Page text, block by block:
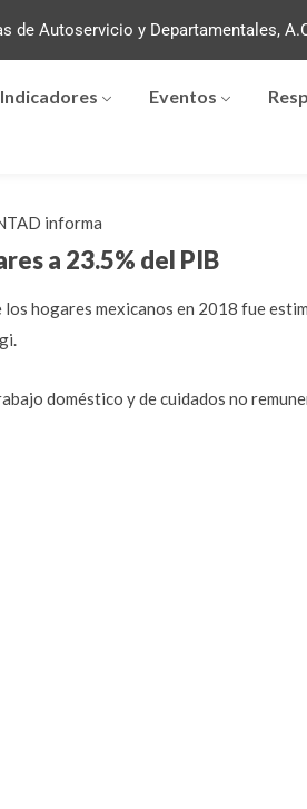
de Autoservicio y Departamentales,
Indicadores Eventos
informa
a 23.5% del PIB
hogares mexicanos en 2018 fue
doméstico y de cuidados no